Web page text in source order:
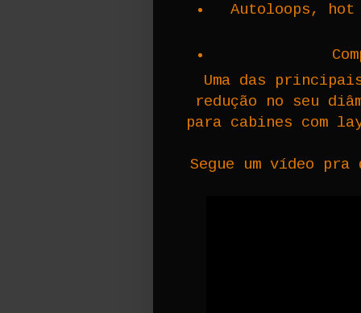
Autoloops,
Uma das
redução no seu
para cabines com
Segue um vídeo